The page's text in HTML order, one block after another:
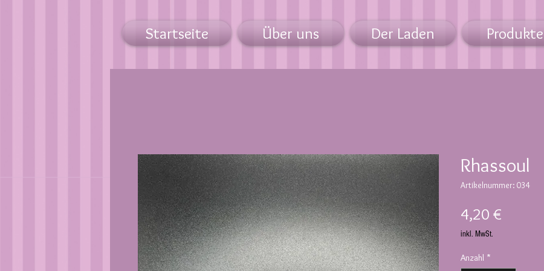
Startseite Über uns Der Laden Produkte
Rhassoul
Artikelnummer: 034
4,20 €
inkl. MwSt.
Anzahl *